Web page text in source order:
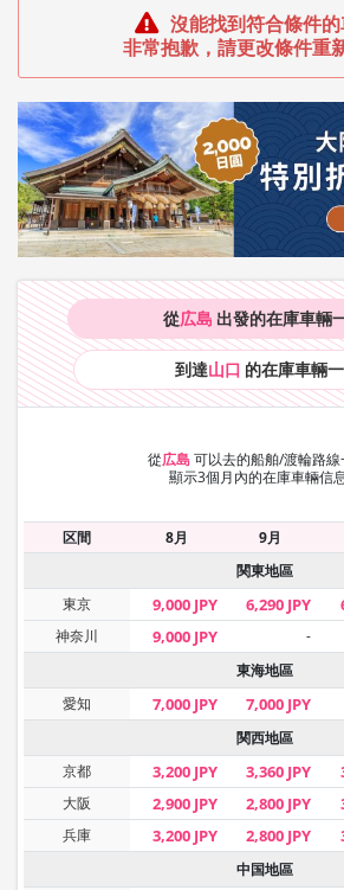
沒能找到符合條件的
非常抱歉，請更改條件重
從広島 出發的在庫車輛
到達山口 的在庫車輛
從広島 可以去的船舶/渡輪路線
顯示3個月內的在庫車輛信息
区間 8月 9月
関東地區
東京
9,000 JPY 6,290 JPY
神奈川 9,000 JPY -
東海地區
愛知
7,000 JPY 7,000 JPY
関西地區
京都
3,200 JPY 3,360 JPY
大阪 2,900 JPY 2,800 JPY
兵庫 3,200 JPY 2,800 JPY
中国地區